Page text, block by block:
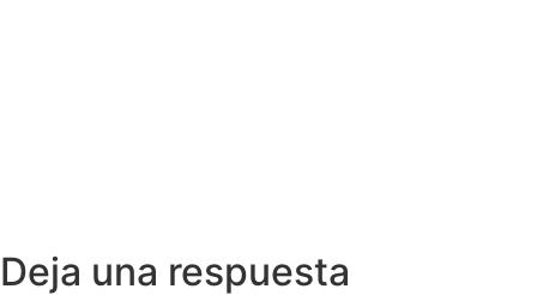
Deja una respuesta